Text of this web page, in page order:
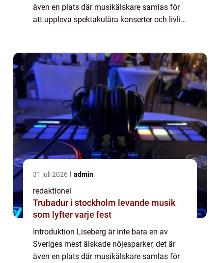
även en plats där musikälskare samlas för
att uppleva spektakulära konserter och livlig
31 juli 2026 admin
redaktionel
Trubadur i stockholm levande musik
som lyfter varje fest
Introduktion Liseberg är inte bara en av
Sveriges mest älskade nöjesparker, det är
även en plats där musikälskare samlas för